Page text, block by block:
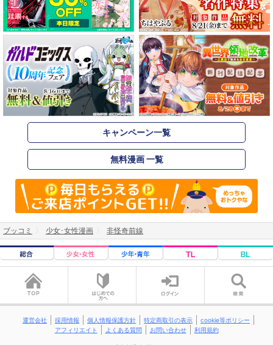
キャンペーン一覧
無料漫画 一覧
ブッコミ 少女･女性漫画 非怪奇前線
運営会社 採用情報 個人情報保護方針 特定商取引の表示
cookie等ポリシー
アフィリエイト
よくある質問 お問い合わせ 利用規約